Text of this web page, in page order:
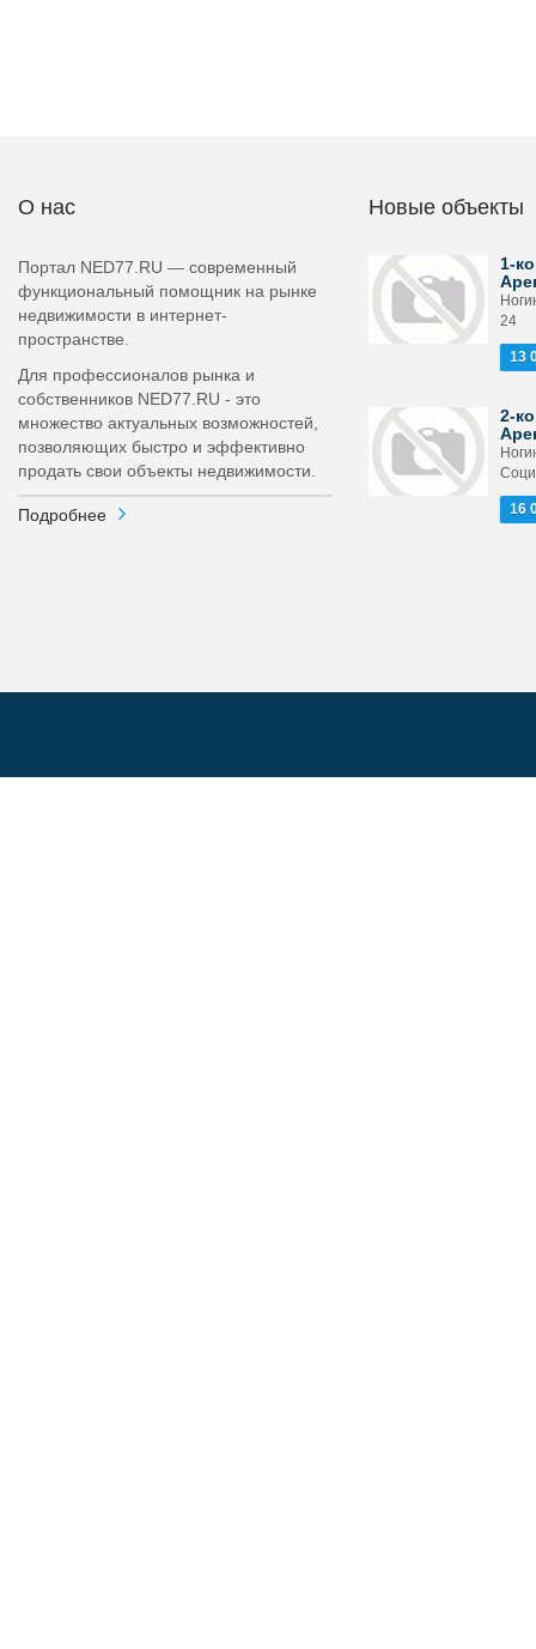
О нас
Портал NED77.RU — современный
функциональный помощник на рынке
недвижимости в интернет-
пространстве.
Для профессионалов рынка и
собственников NED77.RU - это
множество актуальных возможностей,
позволяющих быстро и эффективно
продать свои объекты недвижимости.
Подробнее
Новые объекты
1-
24
13
2-
16